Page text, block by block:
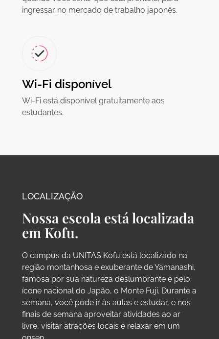
ingressar no mercado de trabalho japonês.
Wi-Fi disponível
Wi-Fi está disponível gratuitamente aos
estudantes.
LOCALIZAÇÃO
Nossa escola está localizada
em Kofu.
O campus da UNITAS Kofu está localizado na
região montanhosa e exuberante de Yamanashi,
famosa por sua natureza deslumbrante e pelo
ícone nacional do Japão, o Monte Fuji. Durante a
semana, você pode ir às aulas e estudar, e nos
finais de semana aproveitar atividades ao ar
livre, visitar atrações locais e relaxar em um